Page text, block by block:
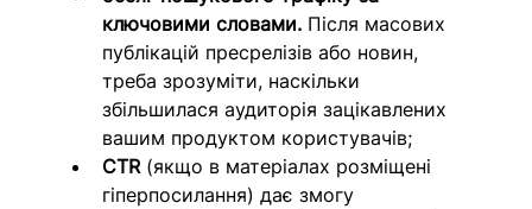
ключовими словами. Після масових
публікацій пресрелізів або новин,
треба зрозуміти, наскільки
збільшилася аудиторія зацікавлених
вашим продуктом користувачів;
CTR (якщо в матеріалах розміщені
гіперпосилання) дає змогу